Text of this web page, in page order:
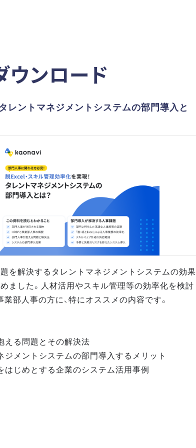
ウンロード
タレントマネジメントシステムの部門導入と
を解決するタレントマネジメントシステムの効果
ました。人材活用やスキル管理等の効率化を検討
業部人事の方に、特にオススメの内容です。
える問題とその解決法
ジメントシステムの部門導入するメリット
はじめとする企業のシステム活用事例